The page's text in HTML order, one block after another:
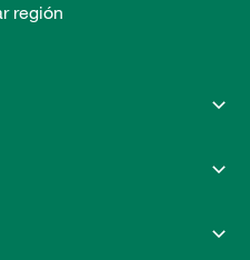
región